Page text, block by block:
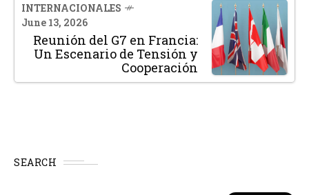
INTERNACIONALES
June 13, 2026
Reunión del G7 en Francia:
Un Escenario de Tensión y
Cooperación
SEARCH